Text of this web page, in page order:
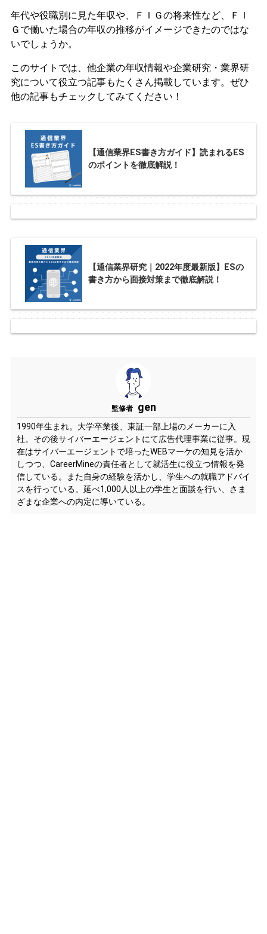
年代や役職別に見た年収や、ＦＩＧの将来性など、ＦＩ
Ｇで働いた場合の年収の推移がイメージできたのではな
いでしょうか。
このサイトでは、他企業の年収情報や企業研究・業界研
究について役立つ記事もたくさん掲載しています。ぜひ
他の記事もチェックしてみてください！
【通信業界ES書き方ガイド】読まれるES
のポイントを徹底解説！
【通信業界研究｜2022年度最新版】ESの
書き方から面接対策まで徹底解説！
監修者 gen
1990年生まれ。大学卒業後、東証一部上場のメーカーに入
社。その後サイバーエージェントにて広告代理事業に従事。現
在はサイバーエージェントで培ったWEBマーケの知見を活か
しつつ、CareerMineの責任者として就活生に役立つ情報を発
信している。また自身の経験を活かし、学生への就職アドバイ
スを行っている。延べ1,000人以上の学生と面談を行い、さま
ざまな企業への内定に導いている。